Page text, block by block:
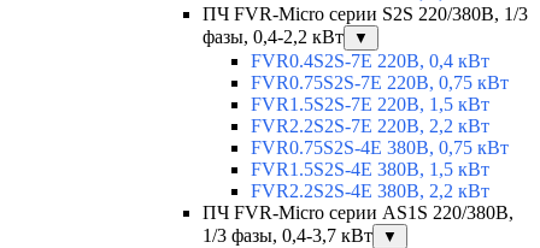
ПЧ FVR-Micro серии S2S 220/380В, 1/3
фазы, 0,4-2,2 кВт
▼
FVR0.4S2S-7E 220В, 0,4 кВт
FVR0.75S2S-7E 220В, 0,75 кВт
FVR1.5S2S-7E 220В, 1,5 кВт
FVR2.2S2S-7E 220В, 2,2 кВт
FVR0.75S2S-4E 380В, 0,75 кВт
FVR1.5S2S-4E 380В, 1,5 кВт
FVR2.2S2S-4E 380В, 2,2 кВт
ПЧ FVR-Micro серии AS1S 220/380В,
1/3 фазы, 0,4-3,7 кВт
▼